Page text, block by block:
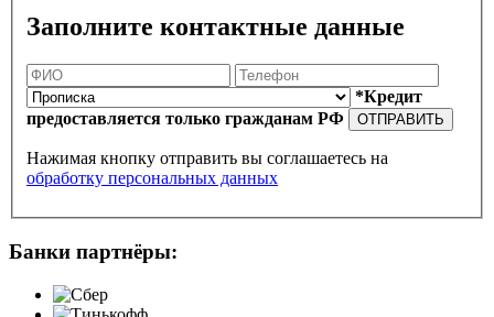
Заполните контактные данные
*Кредит
предоставляется только гражданам РФ
ОТПРАВИТЬ
Нажимая кнопку отправить вы соглашаетесь на
обработку персональных данных
Банки партнёры: